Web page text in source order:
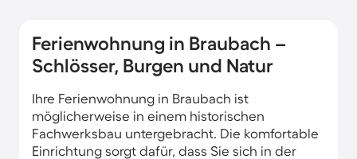
Ferienwohnung in Braubach –
Schlösser, Burgen und Natur
Ihre Ferienwohnung in Braubach ist
möglicherweise in einem historischen
Fachwerksbau untergebracht. Die komfortable
Einrichtung sorgt dafür, dass Sie sich in der